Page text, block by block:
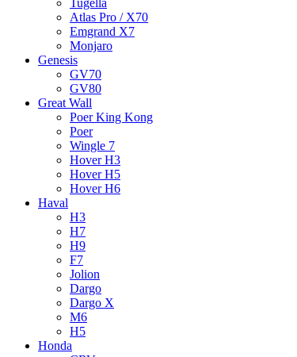
Atlas Pro / X70
Emgrand X7
Monjaro
Genesis
GV70
GV80
Great Wall
Poer King Kong
Poer
Wingle 7
Hover H3
Hover H5
Hover H6
Haval
H3
H7
H9
F7
Jolion
Dargo
Dargo X
M6
H5
Honda